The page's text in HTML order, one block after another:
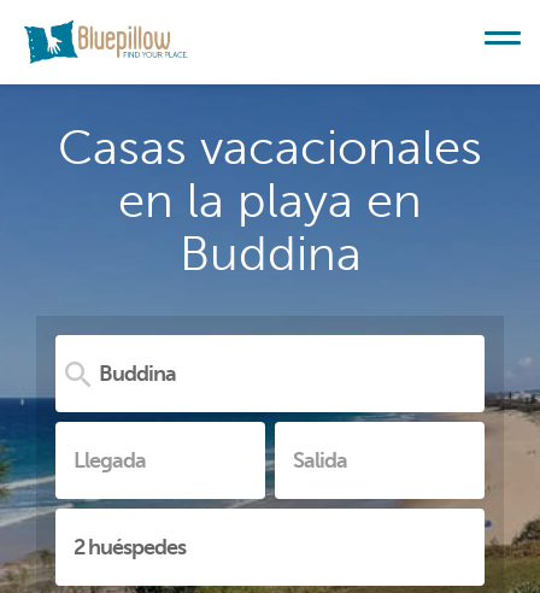
Casas vacacionales
en la playa en
Buddina